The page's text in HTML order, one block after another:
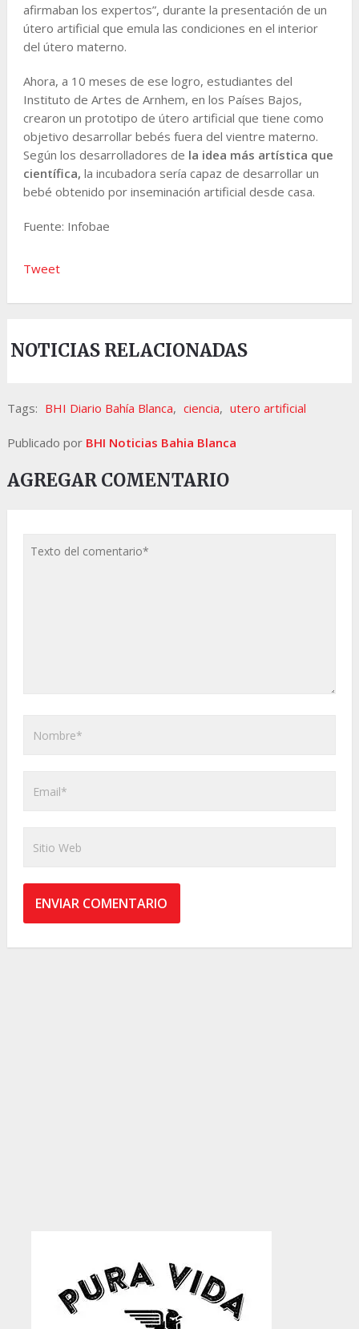
afirmaban los expertos”, durante la presentación de un
útero artificial que emula las condiciones en el interior
del útero materno.
Ahora, a 10 meses de ese logro, estudiantes del
Instituto de Artes de Arnhem, en los Países Bajos,
crearon un prototipo de útero artificial que tiene como
objetivo desarrollar bebés fuera del vientre materno.
Según los desarrolladores de la idea más artística que
científica, la incubadora sería capaz de desarrollar un
bebé obtenido por inseminación artificial desde casa.
Fuente: Infobae
Tweet
NOTICIAS RELACIONADAS
Tags: BHI Diario Bahía Blanca, ciencia, utero artificial
Publicado por BHI Noticias Bahia Blanca
AGREGAR COMENTARIO